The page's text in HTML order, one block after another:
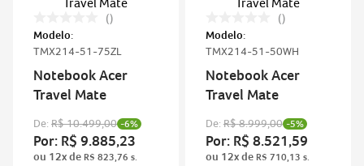
notebook gamer acer nitro v15
notebook acer aspire go 15
Modelo:
TMX214-51-75ZL
Notebook Acer
Travel Mate
De: R$10.499,00 -6%
Por: R$ 9.885,23
ou 12x de R$ 823,76
Modelo:
TMX214-51-50WH
Notebook Acer
Travel Mate
De: R$8.999,00 -5%
Por: R$ 8.521,59
ou 12x de R$ 710,13